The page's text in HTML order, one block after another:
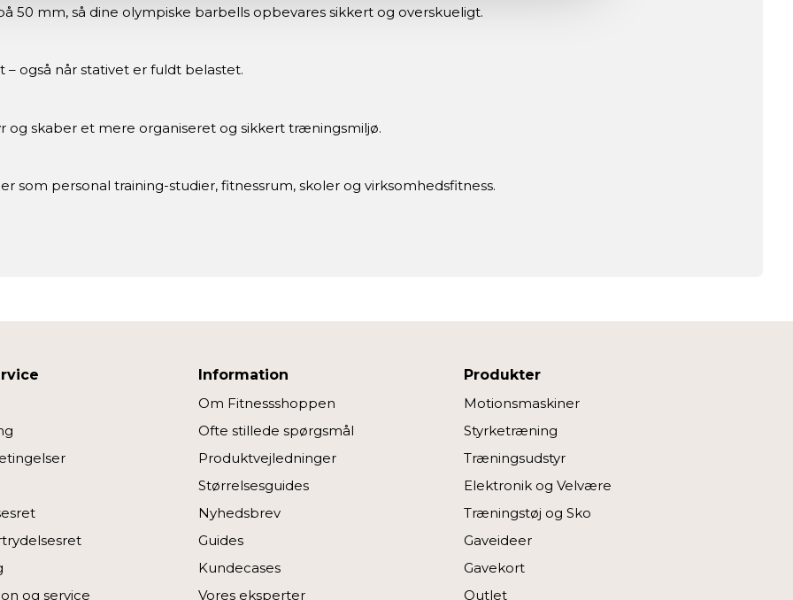
mm, så dine olympiske barbells opbevares sikkert og overskueligt.
også når stativet er fuldt belastet.
og skaber et mere organiseret og sikkert træningsmiljø.
som personal training-studier, fitnessrum, skoler og virksomhedsfitness.
og service
Information
Om Fitnessshoppen
Ofte stillede spørgsmål
Produktvejledninger
Størrelsesguides
Nyhedsbrev
Guides
Kundecases
Vores eksperter
Produkter
Motionsmaskiner
Styrketræning
Træningsudstyr
Elektronik og Velvære
Træningstøj og Sko
Gaveideer
Gavekort
Outlet